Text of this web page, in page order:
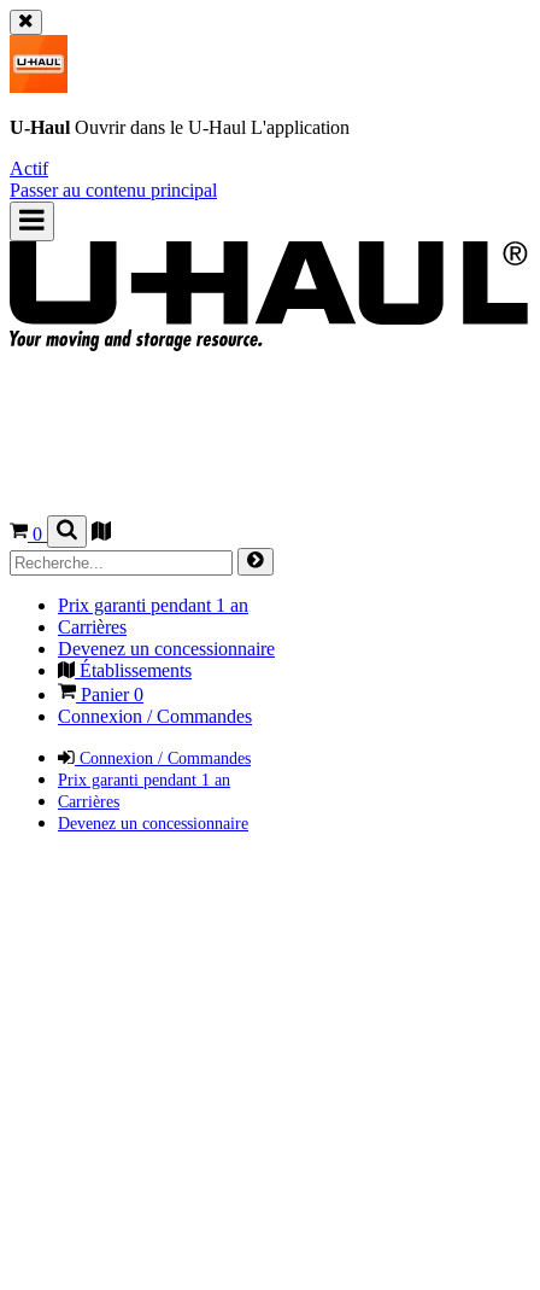
U-Haul Ouvrir dans le U-Haul L'application
Actif
Passer au contenu principal
0
Prix garanti pendant 1 an
Carrières
Devenez un concessionnaire
Établissements
Panier0
Connexion / Commandes
Connexion / Commandes
Prix garanti pendant 1 an
Carrières
Devenez un concessionnaire